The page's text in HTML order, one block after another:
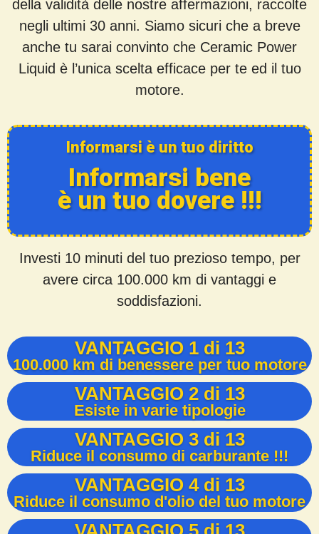
della validità delle nostre affermazioni, raccolte
negli ultimi 30 anni. Siamo sicuri che a breve
anche tu sarai convinto che Ceramic Power
Liquid è l’unica scelta efficace per te ed il tuo
motore.
Informarsi è un tuo diritto
Informarsi bene
è un tuo dovere !!!
Investi 10 minuti del tuo prezioso tempo, per
avere circa 100.000 km di vantaggi e
soddisfazioni.
VANTAGGIO 1 di 13
100.000 km di benessere per tuo motore
VANTAGGIO 2 di 13
Esiste in varie tipologie
VANTAGGIO 3 di 13
Riduce il consumo di carburante !!!
VANTAGGIO 4 di 13
Riduce il consumo d'olio del tuo motore